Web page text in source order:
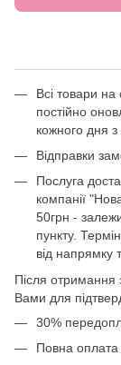
Всі товари на
постійно
кожного дня
Відправки
Послуга
компанії
50грн -
пункту.
від напрямку
Після
Вами для
30%
Повна оплата